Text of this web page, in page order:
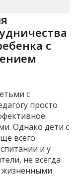
с
с
просто
Однако дети с
всего
и у
не всегда
жизненными